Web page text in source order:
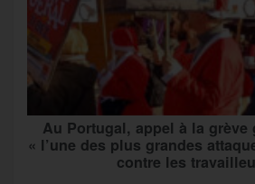
Au Portugal, appel à la grève
« l’une des plus grandes
contre les